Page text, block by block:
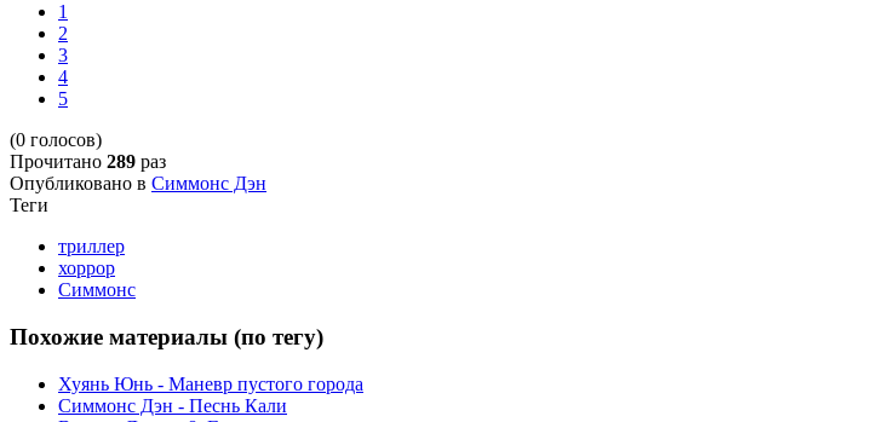
1
2
3
4
5
(0 голосов)
Прочитано 289 раз
Опубликовано в Симмонс Дэн
Теги
триллер
хоррор
Симмонс
Похожие материалы (по тегу)
Хуянь Юнь - Маневр пустого города
Симмонс Дэн - Песнь Кали